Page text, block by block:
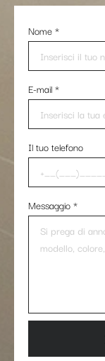
Nome*
E-mail*
Il tuo telefono
Messaggio*